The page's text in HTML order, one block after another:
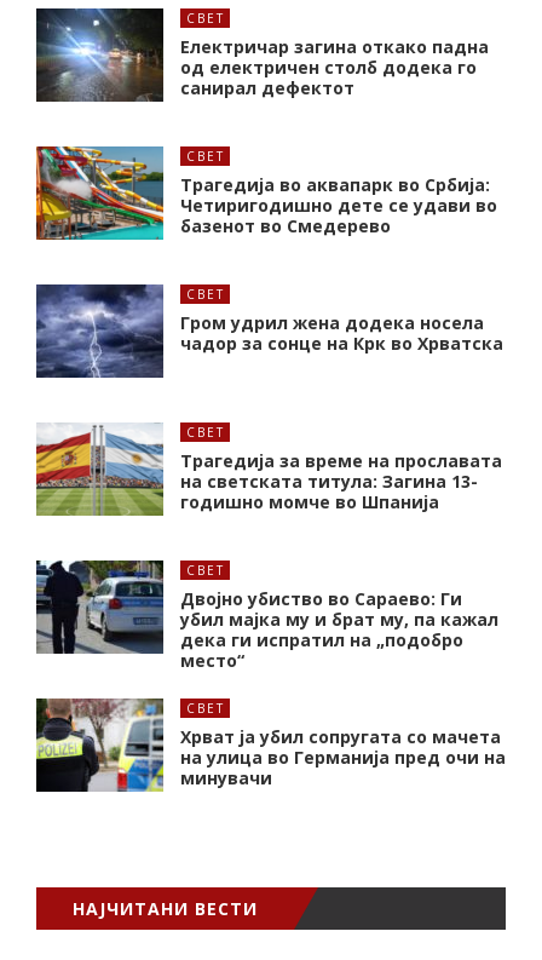
СВЕТ
Електричар загина откако падна
од електричен столб додека го
санирал дефектот
СВЕТ
Трагедија во аквапарк во Србија:
Четиригодишно дете се удави во
базенот во Смедерево
СВЕТ
Гром удрил жена додека носела
чадор за сонце на Крк во Хрватска
СВЕТ
Трагедија за време на прославата
на светската титула: Загина 13-
годишно момче во Шпанија
СВЕТ
Двојно убиство во Сараево: Ги
убил мајка му и брат му, па кажал
дека ги испратил на „подобро
место“
СВЕТ
Хрват ја убил сопругата со мачета
на улица во Германија пред очи на
минувачи
НАЈЧИТАНИ ВЕСТИ